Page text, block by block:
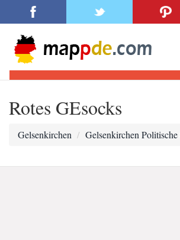
Rotes GEsocks
Gelsenkirchen Gelsenkirchen